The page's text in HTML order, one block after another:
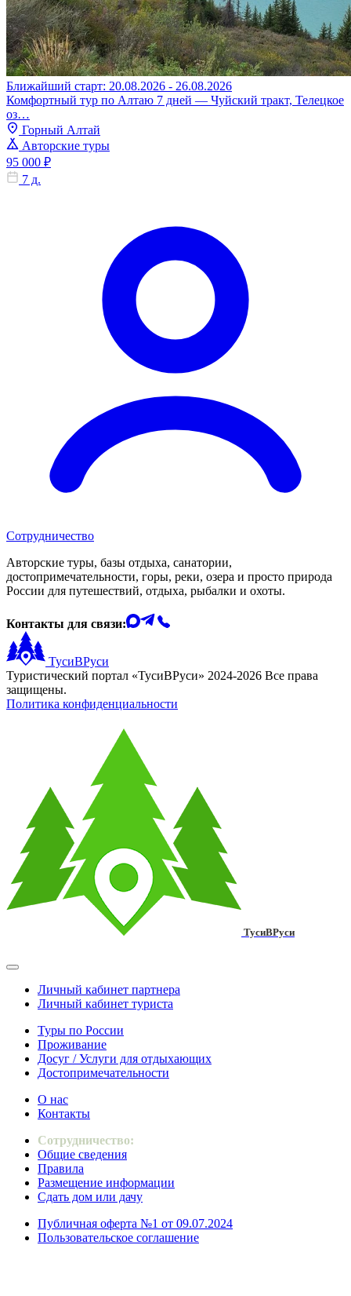
Ближайший старт: 20.08.2026 - 26.08.2026
Комфортный тур по Алтаю 7 дней — Чуйский тракт, Телецкое
оз…
Горный Алтай
Авторские туры
95 000 ₽
7 д.
Сотрудничество
Авторские туры, базы отдыха, санатории,
достопримечательности, горы, реки, озера и просто природа
России для путешествий, отдыха, рыбалки и охоты.
Контакты для связи:
ТусиВРуси
Туристический портал «ТусиВРуси» 2024-2026 Все права
защищены.
Политика конфиденциальности
ТусиВРуси
Личный кабинет партнера
Личный кабинет туриста
Туры по России
Проживание
Досуг / Услуги для отдыхающих
Достопримечательности
О нас
Контакты
Сотрудничество:
Общие сведения
Правила
Размещение информации
Сдать дом или дачу
Публичная оферта №1 от 09.07.2024
Пользовательское соглашение